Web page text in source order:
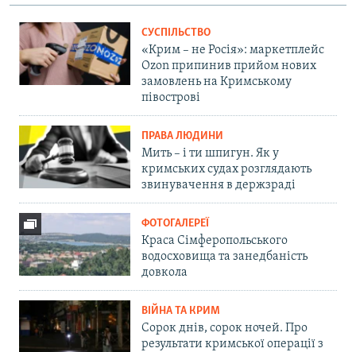
СУСПІЛЬСТВО
«Крим – не Росія»: маркетплейс
Ozon припинив прийом нових
замовлень на Кримському
півострові
ПРАВА ЛЮДИНИ
Мить – і ти шпигун. Як у
кримських судах розглядають
звинувачення в держзраді
ФОТОГАЛЕРЕЇ
Краса Сімферопольського
водосховища та занедбаність
довкола
ВІЙНА ТА КРИМ
Сорок днів, сорок ночей. Про
результати кримської операції з